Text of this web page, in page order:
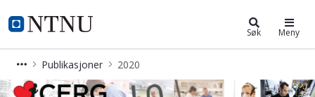
NTNU Hjemmeside
Cerg Søk Meny
Publikasjoner 2020
Forskningsartikler 2020 – CERG